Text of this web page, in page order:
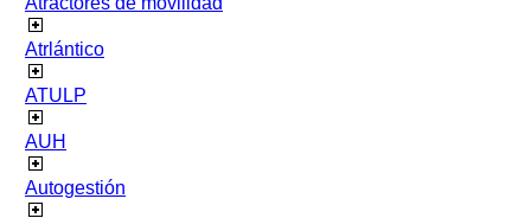
Atrlántico
ATULP
AUH
Autogestión